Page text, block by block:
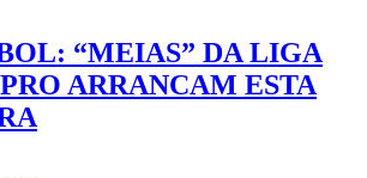
“MEIAS” DA LIGA
ARRANCAM ESTA